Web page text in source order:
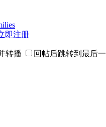
即注册
转播 回帖后跳转到最后